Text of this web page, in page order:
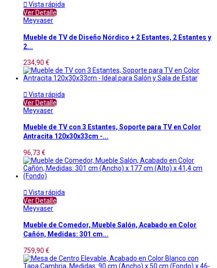
 Vista rápida
Ver Detalle
Meyvaser
Mueble de TV de Diseño Nórdico + 2 Estantes, 2 Estantes y
2...
234,90 €
 Vista rápida
Ver Detalle
Meyvaser
Mueble de TV con 3 Estantes, Soporte para TV en Color
Antracita 120x30x33cm -...
96,73 €
 Vista rápida
Ver Detalle
Meyvaser
Mueble de Comedor, Mueble Salón, Acabado en Color
Cañón, Medidas: 301 cm...
759,90 €